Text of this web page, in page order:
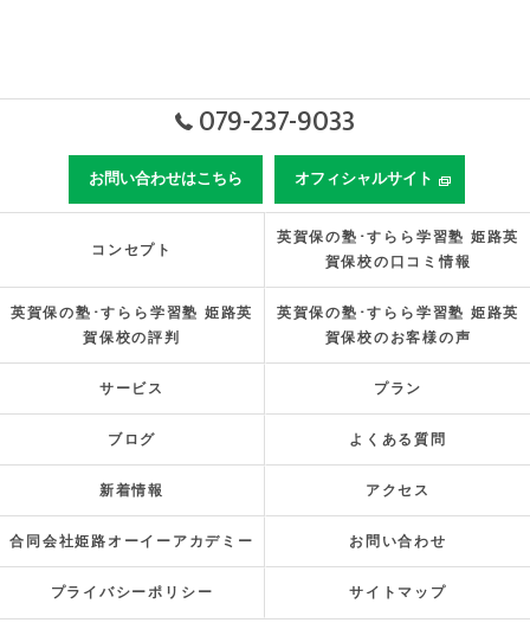
079-237-9033
お問い合わせはこちら オフィシャルサイト
コンセプト
英賀保の塾･すらら学習塾 姫路英
賀保校の口コミ情報
英賀保の塾･すらら学習塾 姫路英
賀保校の評判
英賀保の塾･すらら学習塾 姫路英
賀保校のお客様の声
サービス プラン
ブログ よくある質問
新着情報 アクセス
合同会社姫路オーイーアカデミー お問い合わせ
プライバシーポリシー サイトマップ